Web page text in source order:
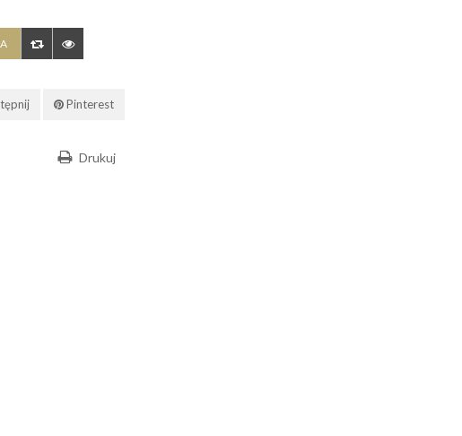
Pinterest
Drukuj